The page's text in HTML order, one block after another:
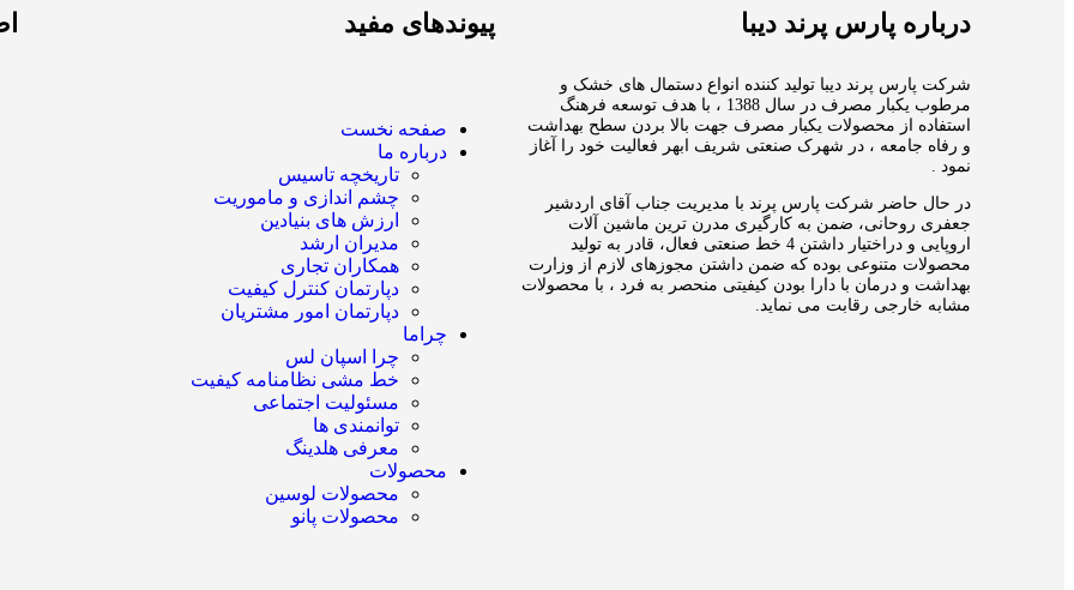
درباره پارس پرند دیبا
شرکت پارس پرند دیبا تولید کننده انواع دستمال های خشک و
مرطوب یکبار مصرف در سال 1388 ، با هدف توسعه فرهنگ
استفاده از محصولات یکبار مصرف جهت بالا بردن سطح بهداشت
و رفاه جامعه ، در شهرک صنعتی شریف ابهر فعالیت خود را آغاز
نمود .
در حال حاضر شرکت پارس پرند با مدیریت جناب آقای اردشیر
جعفری روحانی، ضمن به کارگیری مدرن ترین ماشین آلات
اروپایی و دراختیار داشتن 4 خط صنعتی فعال، قادر به تولید
محصولات متنوعی بوده که ضمن داشتن مجوزهای لازم از وزارت
بهداشت و درمان با دارا بودن کیفیتی منحصر به فرد ، با محصولات
مشابه خارجی رقابت می نماید.
پیوندهای مفید
صفحه نخست
درباره ما
تاریخچه تاسیس
چشم اندازی و ماموریت
ارزش های بنیادین
مدیران ارشد
همکاران تجاری
دپارتمان کنترل کیفیت
دپارتمان امور مشتریان
چراما
چرا اسپان لس
خط مشی نظامنامه کیفیت
مسئولیت اجتماعی
توانمندی ها
معرفی هلدینگ
محصولات
محصولات لوسین
محصولات پانو